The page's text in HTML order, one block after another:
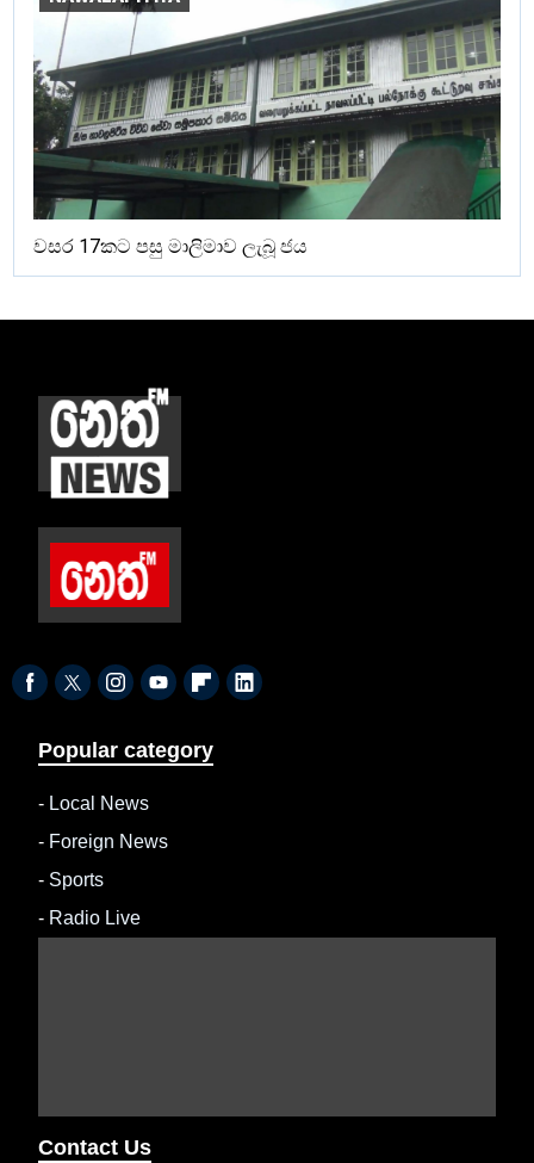
වසර 17කට පසු මාලිමාව ලැබූ ජය
Popular category
- Local News
- Foreign News
- Sports
- Radio Live
Contact Us